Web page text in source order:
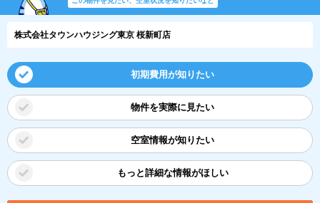
株式会社タウンハウジング東京 桜新町店
初期費用が知りたい
物件を実際に見たい
空室情報が知りたい
もっと詳細な情報がほしい